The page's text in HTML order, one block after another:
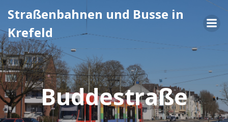
Inhalt
Straßenbahnen und Busse in
Krefeld
Buddestraße